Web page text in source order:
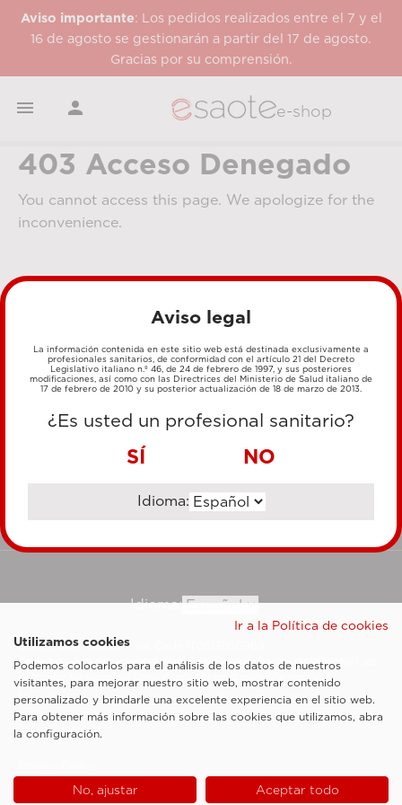
Aviso importante: Los pedidos realizados entre el 7 y el
16 de agosto se gestionarán a partir del 17 de agosto.
Gracias por su comprensión.
  e-shop
403 Acceso Denegado
You cannot access this page. We apologize for the
inconvenience.
MÉTODOS DE PAGO
TRANSFERENCIA BANCARIA
Idioma:
Esaote SpA ©2026 - Vat Code IT05131180969
Sociedad sujeta a la actividad de dirección y coordinación de Shanghai Luzi
Enterprise Management Consultancy Center (Limited Partnership)
Notas legales
Cookie Policy
Aviso legal
La información contenida en este sitio web está destinada exclusivamente a
profesionales sanitarios, de conformidad con el artículo 21 del Decreto
Legislativo italiano n.º 46, de 24 de febrero de 1997, y sus posteriores
modificaciones, así como con las Directrices del Ministerio de Salud italiano de
17 de febrero de 2010 y su posterior actualización de 18 de marzo de 2013.
¿Es usted un profesional sanitario?
SÍ NO
Idioma:
Ir a la Política de cookies
Utilizamos cookies
Podemos colocarlos para el análisis de los datos de nuestros
visitantes, para mejorar nuestro sitio web, mostrar contenido
personalizado y brindarle una excelente experiencia en el sitio web.
Para obtener más información sobre las cookies que utilizamos, abra
la configuración.
No, ajustar Aceptar todo